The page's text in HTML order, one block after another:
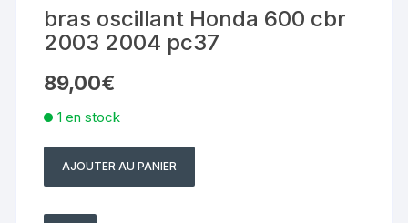
bras oscillant Honda 600 cbr
2003 2004 pc37
89,00€
1 en stock
quantité
AJOUTER AU PANIER